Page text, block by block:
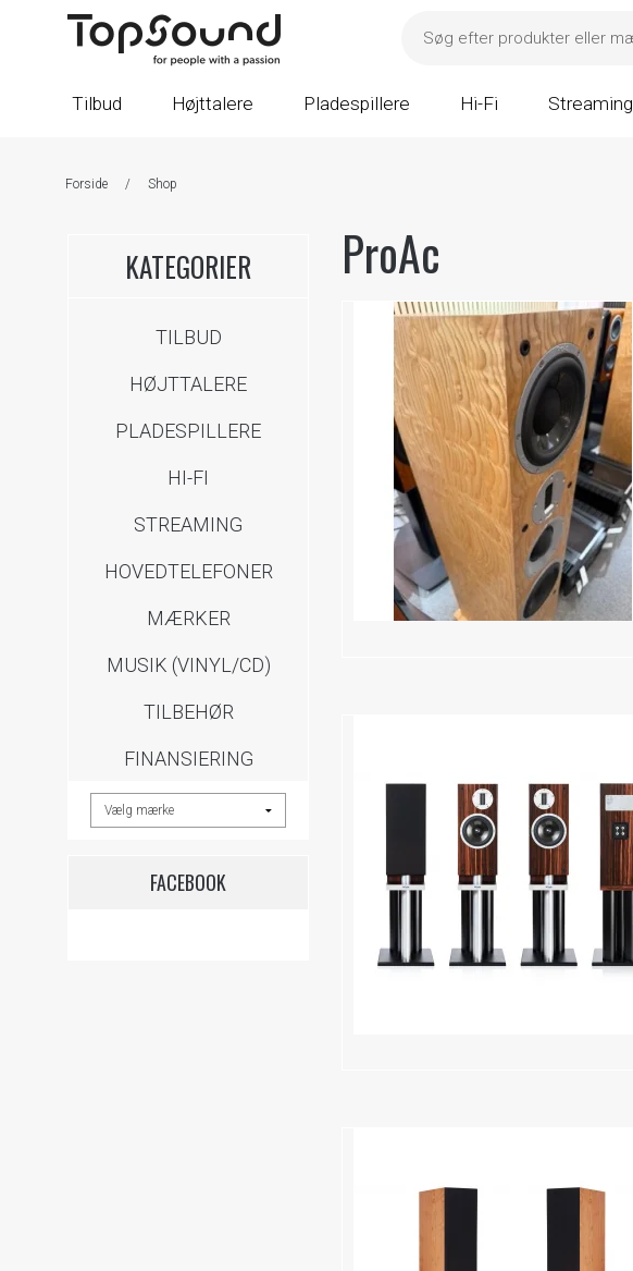
Tilbud Højttalere Pladespillere Hi-Fi Streaming
Forside / Shop
KATEGORIER
TILBUD
HØJTTALERE
PLADESPILLERE
HI-FI
STREAMING
HOVEDTELEFONER
MÆRKER
MUSIK (VINYL/CD)
TILBEHØR
FINANSIERING
FACEBOOK
ProAc